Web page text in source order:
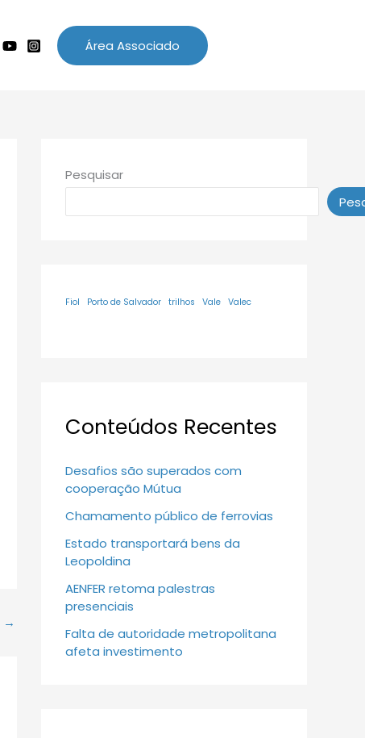
Área Associado
→
Pesquisar
Fiol Porto de Salvador trilhos Vale Valec
Conteúdos Recentes
Desafios são superados com
cooperação Mútua
Chamamento público de ferrovias
Estado transportará bens da
Leopoldina
AENFER retoma palestras
presenciais
Falta de autoridade metropolitana
afeta investimento